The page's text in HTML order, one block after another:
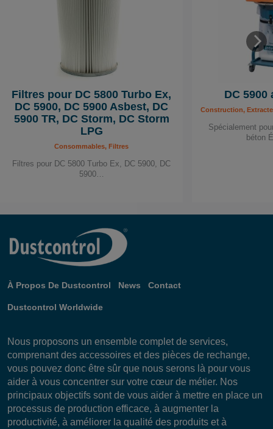
Filtres pour DC 5800 Turbo Ex,
DC 5900, DC 5900 Asbest, DC
5900 TR, DC Storm, DC Storm
LPG
Consommables, Filtres
Filtres pour DC 5800 Turbo Ex, DC 5900, DC
5900…
DC 5900
Construction,
Spécialement
béton
À Propos De Dustcontrol News Contact
Dustcontrol Worldwide
Nous proposons un ensemble complet de services,
comprenant des accessoires et des pièces de rechange,
vous pouvez donc être sûr que nous serons là pour vous
aider à vous concentrer sur votre cœur de métier. Nos
principaux objectifs sont de vous aider à mettre en place un
processus de production efficace, à augmenter la
productivité, à améliorer la qualité des produits et à